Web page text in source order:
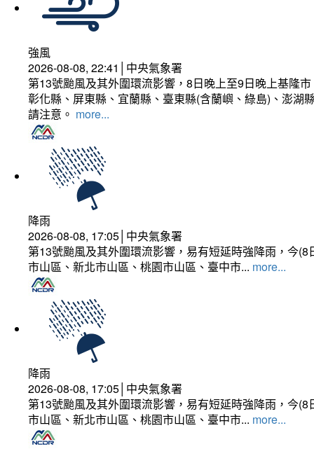
強風
2026-08-08, 22:41│中央氣象署
第13號颱風及其外圍環流影響，8日晚上至9日晚上基隆
彰化縣、屏東縣、宜蘭縣、臺東縣(含蘭嶼、綠島)、澎湖
請注意。 more...
降雨
2026-08-08, 17:05│中央氣象署
第13號颱風及其外圍環流影響，易有短延時強降雨，今
市山區、新北市山區、桃園市山區、臺中市... more...
降雨
2026-08-08, 17:05│中央氣象署
第13號颱風及其外圍環流影響，易有短延時強降雨，今
市山區、新北市山區、桃園市山區、臺中市... more...